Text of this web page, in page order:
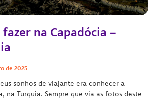
na Capadócia –
de 2025
sonhos de viajante era conhecer a
na Turquia. Sempre que via as fotos deste